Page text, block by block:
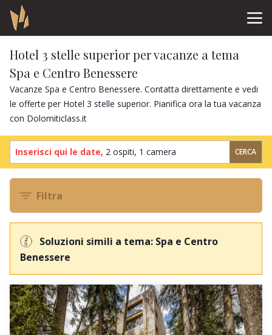
Hotel 3 stelle superior per vacanze a tema
Spa e Centro Benessere
Vacanze Spa e Centro Benessere. Contatta direttamente e vedi
le offerte per Hotel 3 stelle superior. Pianifica ora la tua vacanza
con Dolomiticlass.it
Inserisci qui le date, 2 ospiti, 1 camera CERCA
Filtra
Soluzioni simili a tema: Spa e Centro
Benessere